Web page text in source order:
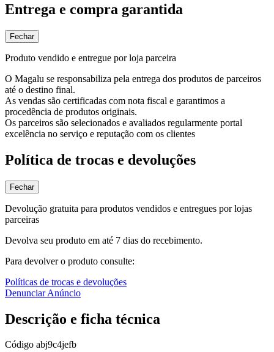
Entrega e compra garantida
Fechar
Produto vendido e entregue por loja parceira
O Magalu se responsabiliza pela entrega dos produtos de parceiros
até o destino final.
As vendas são certificadas com nota fiscal e garantimos a
procedência de produtos originais.
Os parceiros são selecionados e avaliados regularmente portal
excelência no serviço e reputação com os clientes
Política de trocas e devoluções
Fechar
Devolução gratuita para produtos vendidos e entregues por lojas
parceiras
Devolva seu produto em até 7 dias do recebimento.
Para devolver o produto consulte:
Políticas de trocas e devoluções
Denunciar Anúncio
Descrição e ficha técnica
Código abj9c4jefb